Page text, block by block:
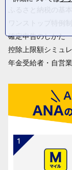
ふるさと納税の基
ワンストップ特例
確定申告のしかた
控除上限額シミュ
年金受給者・自営